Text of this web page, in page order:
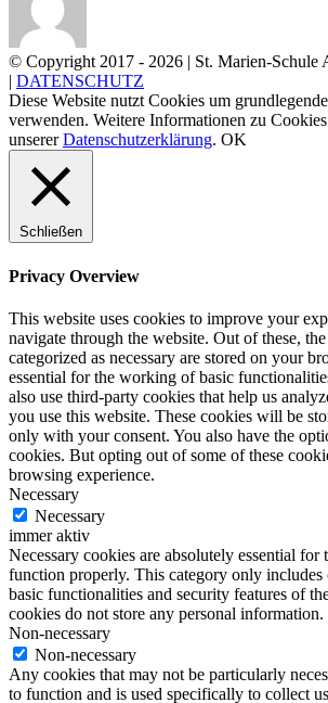
© Copyright 2017 - 2026 | St. Marien-Schule
| DATENSCHUTZ
Diese Website nutzt Cookies um
verwenden. Weitere Informationen zu
unsererDatenschutzerklärung. OK
Schließen
Privacy Overview
This website uses cookies to improve your
navigate through the website. Out of these,
categorized as necessary are stored on your
essential for the working of basic
also use third-party cookies that help us
you use this website. These cookies will be
only with your consent. You also have the
cookies. But opting out of some of these
browsing experience.
Necessary
Necessary
immer aktiv
Necessary cookies are absolutely essential for
function properly. This category only includes
basic functionalities and security features of
cookies do not store any personal information.
Non-necessary
Non-necessary
Any cookies that may not be particularly
to function and is used specifically to collect